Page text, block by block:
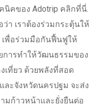
นิคของ Adotrip คลิกที่นี่.
า เราต้องร่วมกระตุ้นให้
เพื่อร่วมมือกันฟื้นฟูให้
การทำให้วัฒนธรรมของ
เที่ยว ด้วยพลังที่สอด
ะจังหวัดนครปฐม จะส่ง
มก้าวหน้าและยั่งยืนต่อ